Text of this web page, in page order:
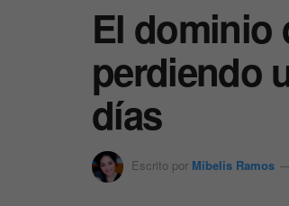
El dominio
perdiendo
días
Escrito por Mibelis Ramos